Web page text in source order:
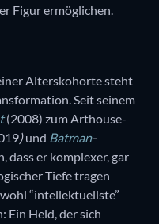
Figur ermöglichen.
Alterskohorte steht
Seit seinem
(2008) zum Arthouse-
)und Batman-
dass er komplexer, gar
Tiefe tragen
“intellektuellste”
Ein Held, der sich